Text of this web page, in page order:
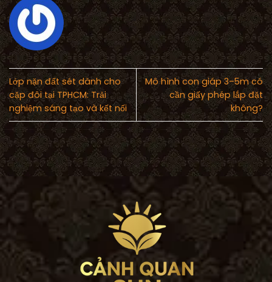
Lớp nặn đất sét dành cho
cặp đôi tại TPHCM: Trải
nghiệm sáng tạo và kết nối
Mô hình con giáp 3–5m có
cần giấy phép lắp đặt
không?